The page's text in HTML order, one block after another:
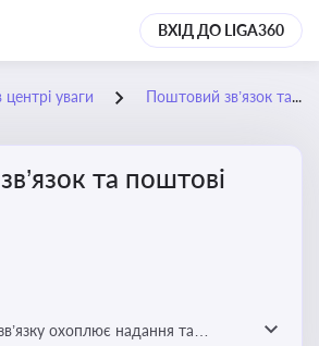
ВХІД ДО LIGA360
уваги Поштовий зв’язок та поштові послуги
та поштові
охоплює надання та